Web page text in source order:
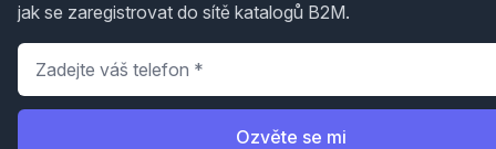
jak se zaregistrovat do sítě katalogů B2M.
Telefon
Ozvěte se mi